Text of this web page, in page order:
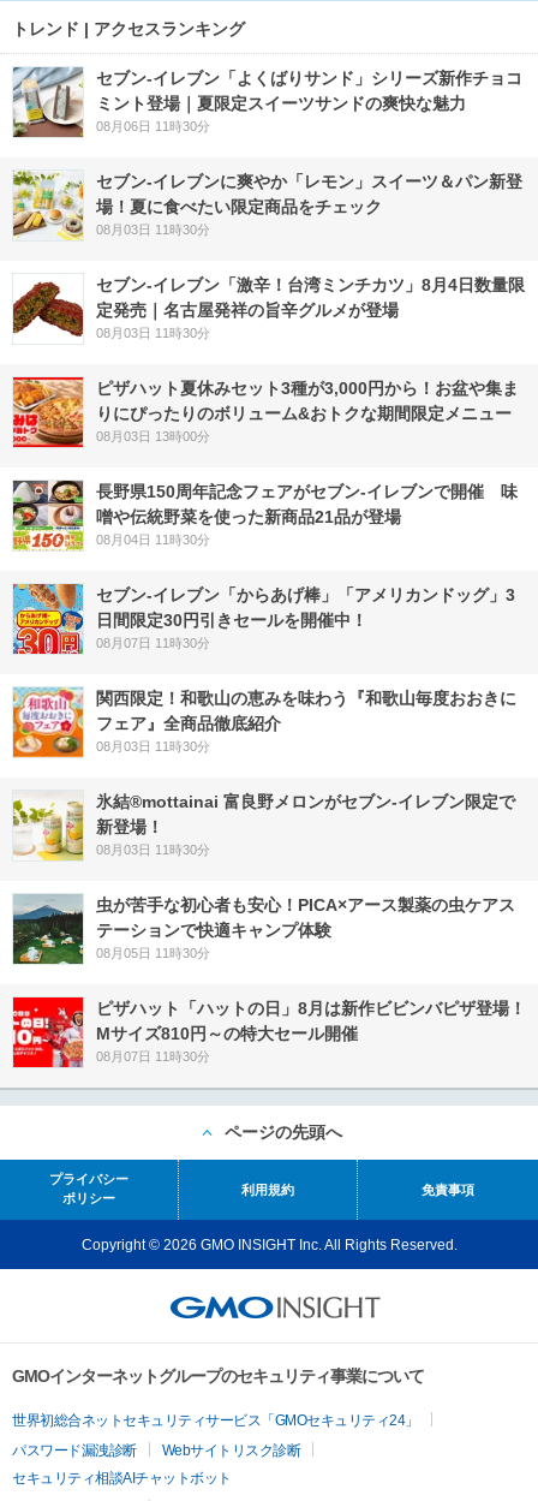
トレンド | アクセスランキング
セブン‐イレブン「よくばりサンド」シリーズ新作チョコ
ミント登場｜夏限定スイーツサンドの爽快な魅力
08月06日 11時30分
セブン‐イレブンに爽やか「レモン」スイーツ＆パン新登
場！夏に食べたい限定商品をチェック
08月03日 11時30分
セブン-イレブン「激辛！台湾ミンチカツ」8月4日数量限
定発売｜名古屋発祥の旨辛グルメが登場
08月03日 11時30分
ピザハット夏休みセット3種が3,000円から！お盆や集ま
りにぴったりのボリューム&おトクな期間限定メニュー
08月03日 13時00分
長野県150周年記念フェアがセブン-イレブンで開催 味
噌や伝統野菜を使った新商品21品が登場
08月04日 11時30分
セブン‐イレブン「からあげ棒」「アメリカンドッグ」3
日間限定30円引きセールを開催中！
08月07日 11時30分
関西限定！和歌山の恵みを味わう『和歌山毎度おおきに
フェア』全商品徹底紹介
08月03日 11時30分
氷結®mottainai 富良野メロンがセブン‐イレブン限定で
新登場！
08月03日 11時30分
虫が苦手な初心者も安心！PICA×アース製薬の虫ケアス
テーションで快適キャンプ体験
08月05日 11時30分
ピザハット「ハットの日」8月は新作ビビンバピザ登場！
Mサイズ810円～の特大セール開催
08月07日 11時30分
ページの先頭へ
プライバシー
ポリシー
利用規約 免責事項
Copyright © 2026 GMO INSIGHT Inc. All Rights Reserved.
GMOインターネットグループのセキュリティ事業について
世界初総合ネットセキュリティサービス「GMOセキュリティ24」
パスワード漏洩診断
Webサイトリスク診断
セキュリティ相談AIチャットボット